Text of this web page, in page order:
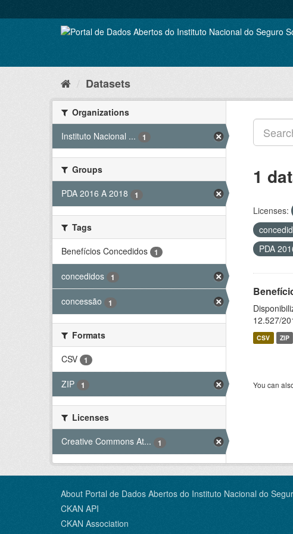
to
Datasets
Organizations
Instituto Nacional ...
1
Groups
PDA 2016 A 2018
1
Tags
Benefícios Concedidos
1
concedidos 1
concessão 1
Formats
CSV
1
ZIP 1
Licenses
Creative Commons At...
1
1
Licenses:
PDA
12.527/
CSV ZIP
You can
About Portal de Dados Abertos do Instituto Nacional do
CKAN API
CKAN Association